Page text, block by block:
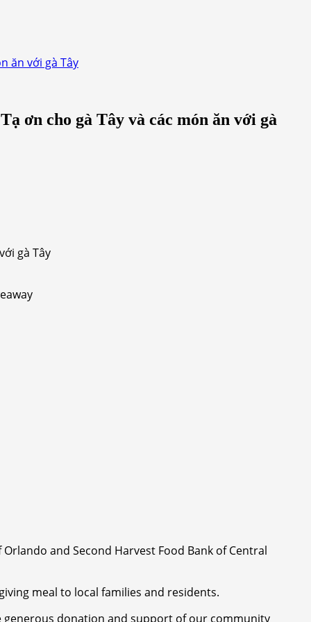
ăn với gà Tây
ơn cho gà Tây và các món ăn với gà
gà Tây
and Second Harvest Food Bank of Central
meal to local families and residents.
generous donation and support of our community